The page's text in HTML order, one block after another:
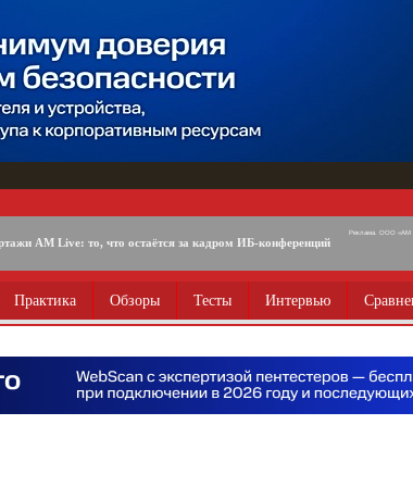
AM Live: то, что остаётся за кадром ИБ-конференций
Реклама. ООО «АМ
Практика Обзоры Тесты Интервью